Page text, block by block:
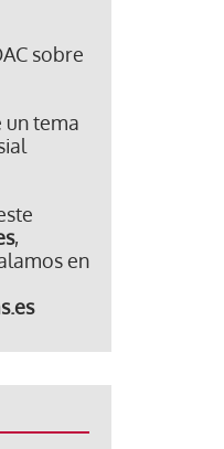
sobre
tema
,
en